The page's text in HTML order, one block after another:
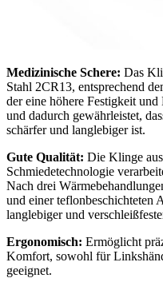
Medizinische Schere: Das
Stahl 2CR13, entsprechend
der eine höhere Festigkeit
und dadurch gewährleistet,
schärfer und langlebiger ist.
Gute Qualität: Die Klinge
Schmiedetechnologie
Nach drei
und einer teflonbeschichteten
langlebiger und
Ergonomisch: Ermöglicht
Komfort, sowohl für
geeignet.